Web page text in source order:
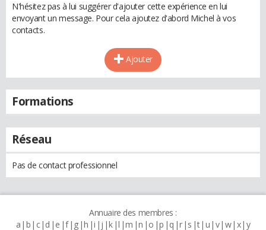
N'hésitez pas à lui suggérer d'ajouter cette expérience en lui
envoyant un message. Pour cela ajoutez d'abord Michel à vos
contacts.
Ajouter
Formations
Réseau
Pas de contact professionnel
Annuaire des membres :
a b c d e f g h i j k l m n o p q r s t u v w x y